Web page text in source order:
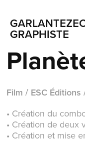
GRAPHISTE
Film / ESC Éditions
• Création du
• Création de deux
• Création et mise